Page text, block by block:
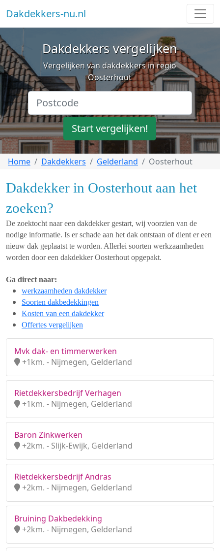
Dakdekkers-nu.nl
Dakdekkers vergelijken
Vergelijken van dakdekkers in regio
Oosterhout
Start vergelijken!
Home Dakdekkers Gelderland Oosterhout
Dakdekker in Oosterhout aan het
zoeken?
De zoektocht naar een dakdekker gestart, wij voorzien van de
nodige informatie. Is er schade aan het dak ontstaan of dient er een
nieuw dak geplaatst te worden. Allerlei soorten werkzaamheden
worden door een dakdekker Oosterhout opgepakt.
Ga direct naar:
werkzaamheden dakdekker
Soorten dakbedekkingen
Kosten van een dakdekker
Offertes vergelijken
Mvk dak- en timmerwerken
+1km. - Nijmegen, Gelderland
Rietdekkersbedrijf Verhagen
+1km. - Nijmegen, Gelderland
Baron Zinkwerken
+2km. - Slijk-Ewijk, Gelderland
Rietdekkersbedrijf Andras
+2km. - Nijmegen, Gelderland
Bruining Dakbedekking
+2km. - Nijmegen, Gelderland